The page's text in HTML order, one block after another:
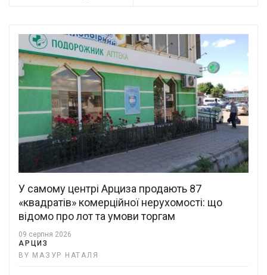
У самому центрі Арциза продають 87
«квадратів» комерційної нерухомості: що
відомо про лот та умови торгам
09 серпня 2026
АРЦИЗ
BY МАЗУР НАТАЛЯ